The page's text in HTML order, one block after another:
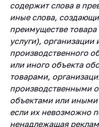
Обратиться в
Личный прием
граждан и юр.
Прямaя
линия
Горячая линия
Электронные
обращения
содержит слова в
иные слова,
преимуществе
услуги), организации
производственного
или иного объекта
товарами,
производственными
объектами или
если их невозможно
ненадлежащая